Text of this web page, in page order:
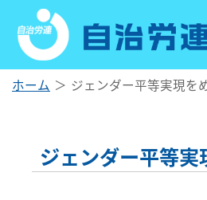
ホーム ジェンダー平等実現を
ジェンダー平等実